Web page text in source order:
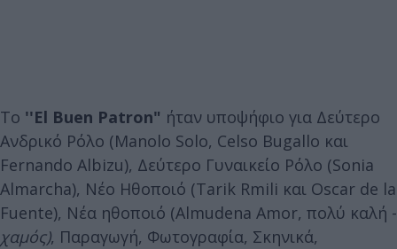
Το ''El Buen Patron" ήταν υποψήφιο για Δεύτερο
Ανδρικό Ρόλο (Manolo Solo, Celso Bugallo και
Fernando Albizu), Δεύτερο Γυναικείο Ρόλο (Sonia
Almarcha), Νέο Ηθοποιό (Tarik Rmili και Oscar de la
Fuente), Νέα ηθοποιό (Almudena Amor, πολύ καλή -
χαμός), Παραγωγή, Φωτογραφία, Σκηνικά,